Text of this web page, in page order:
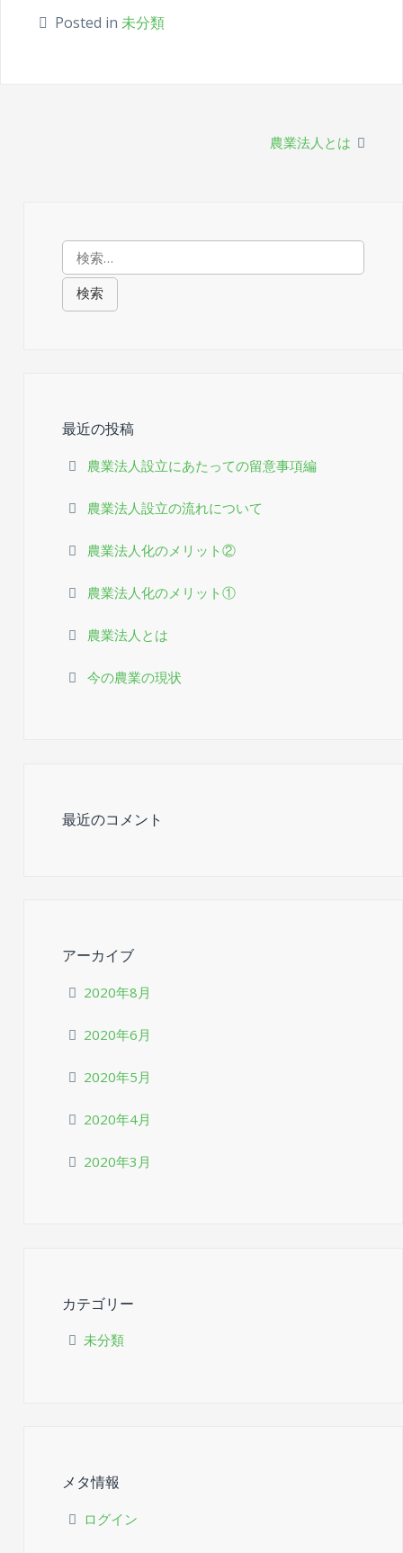
Posted in 未分類
ビ
ゲ
ー
農業法人とは
索:
最近の投稿
農業法人設立にあたっての留意事項編
農業法人設立の流れについて
農業法人化のメリット②
農業法人化のメリット①
農業法人とは
今の農業の現状
最近のコメント
アーカイブ
2020年8月
2020年6月
2020年5月
2020年4月
2020年3月
カテゴリー
未分類
メタ情報
ログイン